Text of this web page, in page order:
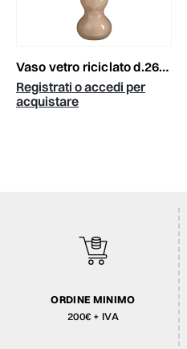
vaso vetro riciclato d.26,5 cm h.75 cm -benito- marrone chiaro
Registrati o accedi per
acquistare
ORDINE MINIMO
200€ + IVA